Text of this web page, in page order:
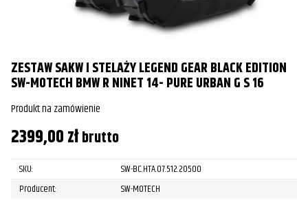
ZESTAW SAKW I STELAŻY LEGEND GEAR BLACK EDITION
SW-MOTECH BMW R NINET 14- PURE URBAN G S 16
Produkt na zamówienie
2399,00złbrutto
SKU:
SW-BC.HTA.07.512.20500
Producent:
SW-MOTECH